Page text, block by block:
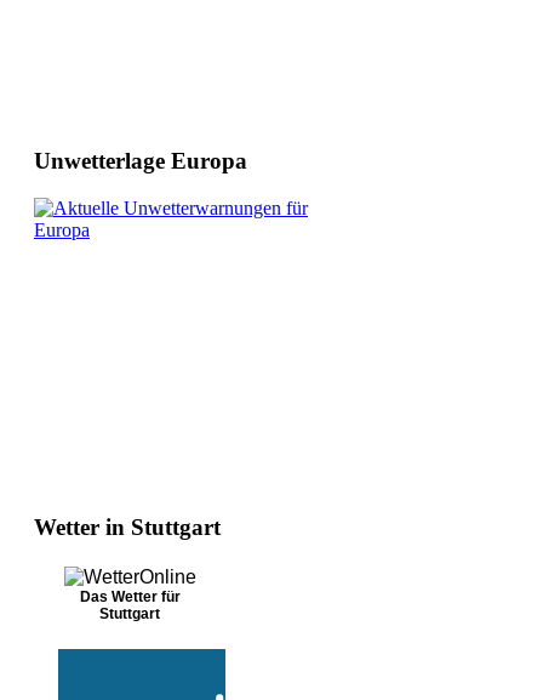
Unwetterlage Europa
Wetter in Stuttgart
Das Wetter für
Stuttgart